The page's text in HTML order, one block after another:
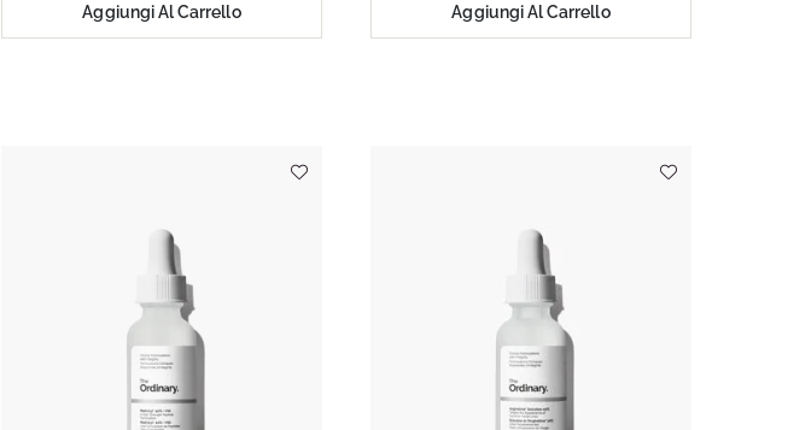
Aggiungi Al Carrello Aggiungi Al Carrello